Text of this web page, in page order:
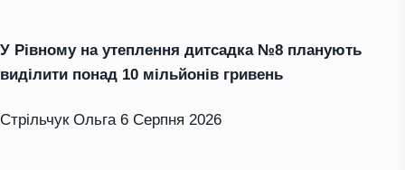
У Рівному на утеплення дитсадка №8 планують
виділити понад 10 мільйонів гривень
Стрільчук Ольга 6 Серпня 2026